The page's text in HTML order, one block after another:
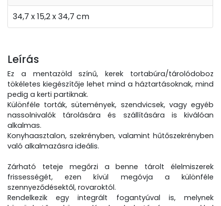
34,7 x 15,2 x 34,7 cm
Leírás
Ez a mentazöld színű, kerek tortabúra/tárolódoboz
tökéletes kiegészítője lehet mind a háztartásoknak, mind
pedig a kerti partiknak.
Különféle torták, sütemények, szendvicsek, vagy egyéb
nassolnivalók tárolására és szállítására is kiválóan
alkalmas.
Konyhaasztalon, szekrényben, valamint hűtőszekrényben
való alkalmazásra ideális.
Zárható teteje megőrzi a benne tárolt élelmiszerek
frissességét, ezen kívül megóvja a különféle
szennyeződésektől, rovaroktól.
Rendelkezik egy integrált fogantyúval is, melynek